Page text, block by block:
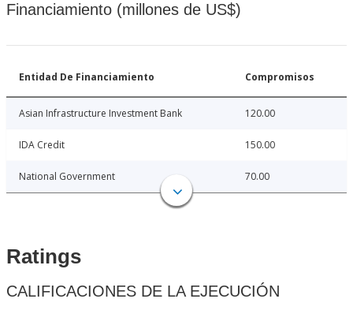
Financiamiento (millones de US$)
Entidad De Financiamiento Compromisos
Asian Infrastructure Investment Bank 120.00
IDA Credit 150.00
National Government 70.00
Ratings
CALIFICACIONES DE LA EJECUCIÓN